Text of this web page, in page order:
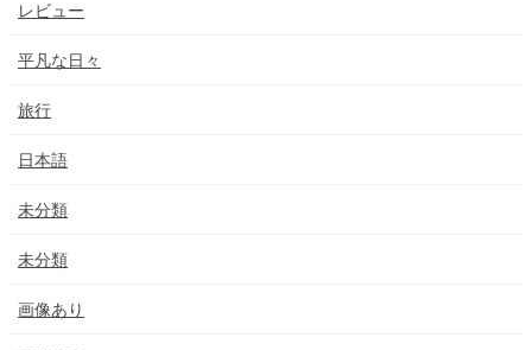
レビュー
平凡な日々
旅行
日本語
未分類
未分類
画像あり